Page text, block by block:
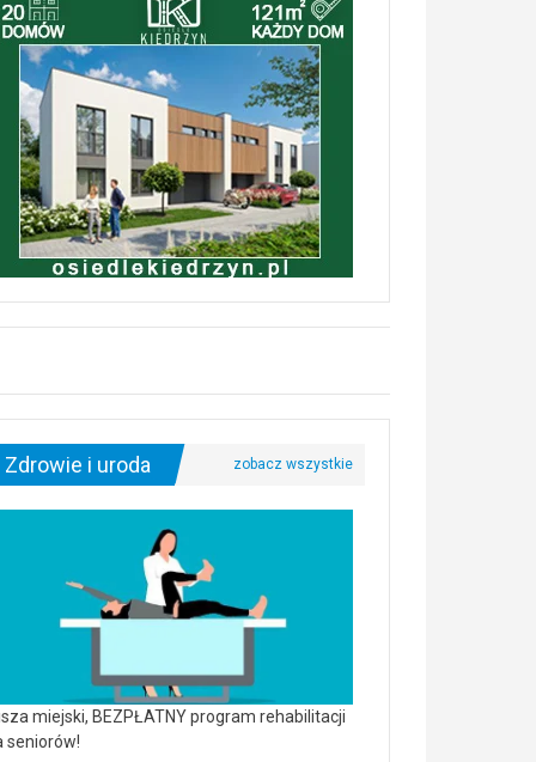
Zdrowie i uroda
miejski, BEZPŁATNY program rehabilitacji
seniorów!